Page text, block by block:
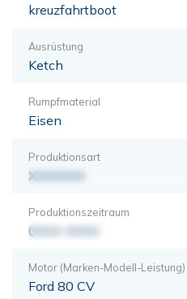
kreuzfahrtboot
Ausrüstung
Ketch
Rumpfmaterial
Eisen
Produktionsart
XXXXXXX
Produktionszeitraum
0000-0000
Motor (Marken-Modell-Leistung)
Ford 80 CV